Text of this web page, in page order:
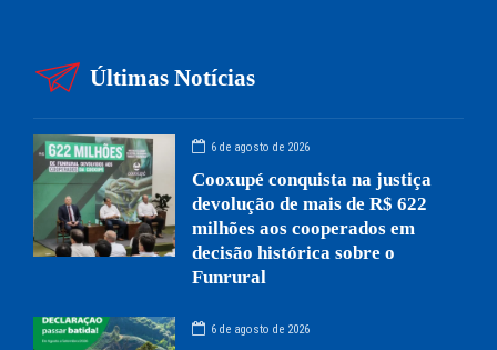
Últimas Notícias
6 de agosto de 2026
Cooxupé conquista na justiça
devolução de mais de R$ 622
milhões aos cooperados em
decisão histórica sobre o
Funrural
6 de agosto de 2026